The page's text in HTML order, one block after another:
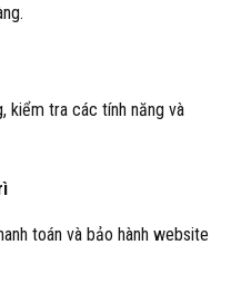
kiểm tra các tính năng và
toán và bảo hành website